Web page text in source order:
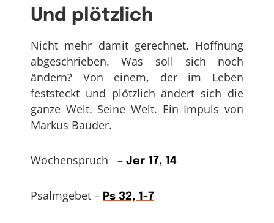
Und plötzlich
Nicht mehr damit gerechnet. Hoffnung
abgeschrieben. Was soll sich noch
ändern? Von einem, der im Leben
feststeckt und plötzlich ändert sich die
ganze Welt. Seine Welt. Ein Impuls von
Markus Bauder.
Wochenspruch – Jer 17, 14
Psalmgebet – Ps 32, 1-7